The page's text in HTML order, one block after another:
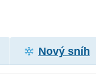
Nový sníh